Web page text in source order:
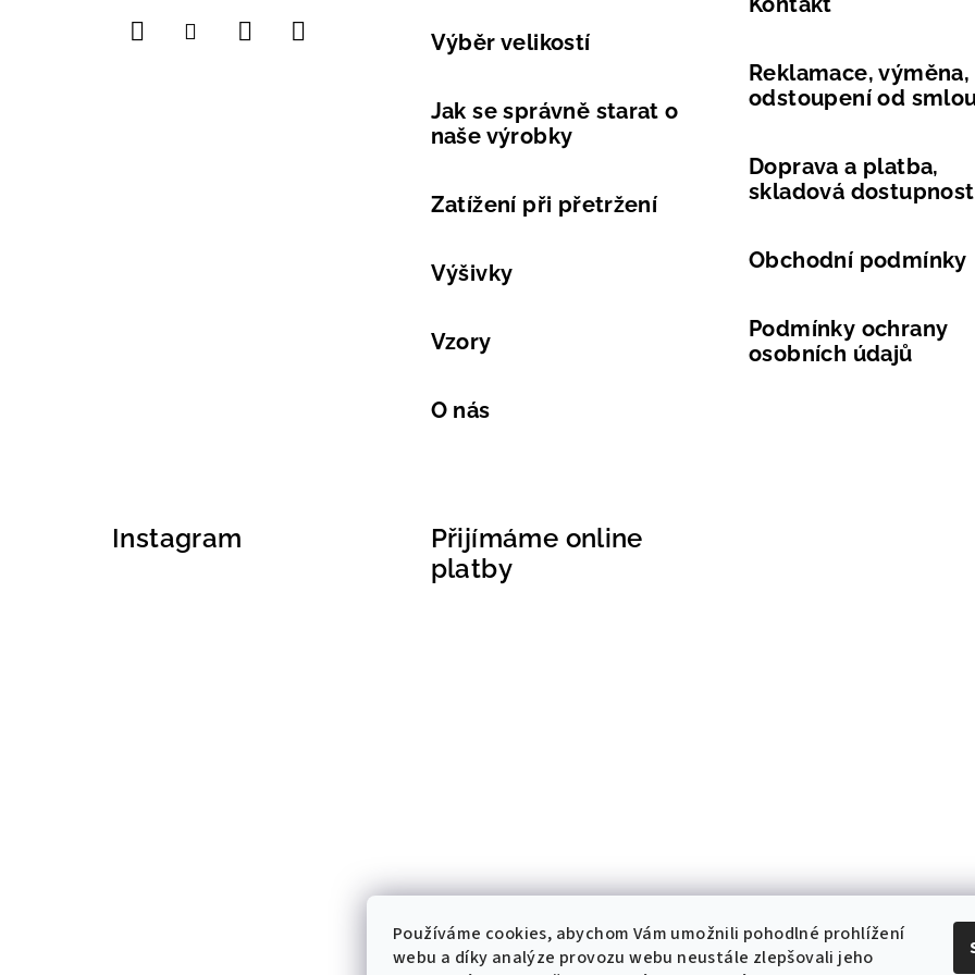
Používáme cookies, abychom Vám umožnili pohodlné prohlížení
webu a díky analýze provozu webu neustále zlepšovali jeho
Výběr velikostí
Jak se správně starat o
naše výrobky
Zatížení při přetržení
Výšivky
Vzory
O nás
Reklamace, výměna,
odstoupení od
Doprava a platba,
skladová dostupnost
Obchodní podmínky
Podmínky ochrany
osobních údajů
Instagram
Přijímáme online
platby